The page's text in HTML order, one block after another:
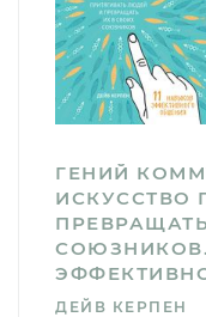
ГЕНИЙ
ИСКУССТВО
ДЕЙВ КЕРПЕН